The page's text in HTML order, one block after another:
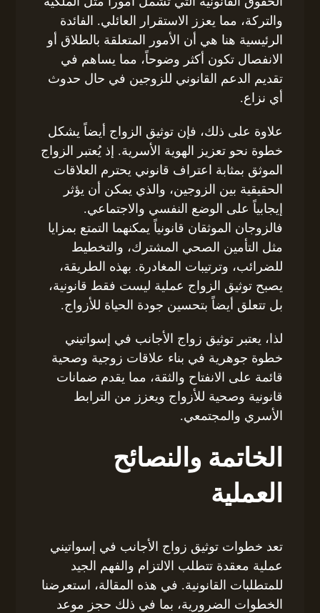
والتركة، مما يعزز الاستقرار العائلي. الفائدة
الرئيسية هنا هي أن الأمور المتعلقة بالطلاق أو
الانفصال تكون أكثر وضوحاً، مما يساهم في
تقديم الدعم القانوني للزوجين في حال حدوث
أي نزاع.
علاوة على ذلك، فإن توثيق الزواج أيضاً يشكل
خطوة نحو تعزيز الهوية الأسرية. إذ يُعتبر الزواج
الموثق بمثابة اعتراف قانوني يحترم العلاقات
الحقيقية بين الزوجين، والذي يمكن أن يؤثر
إيجابياً على الوضع النفسي والاجتماعي.
فالزوجان الموثقان قانونياً يمكنهما التمتع بمزايا
مثل التأمين الصحي المشترك، والتخطيط
للضرائب، وترتيبات المغادرة. بهذه الطريقة،
يصبح توثيق الزواج عملية ليست فقط قانونية،
بل تتعلق أيضاً بتحسين جودة الحياة للأزواج.
لذا، يعتبر توثيق زواج الأجانب في إسواتيني
خطوة جوهرية في بناء علاقات زوجية وصحية
قائمة على الانفتاح والثقة، مما يقدم ضمانات
قانونية وصحية للأزواج ويعزز من الترابط
الأسري والمجتمعي.
الخاتمة والنصائح
العملية
تعد خطوات توثيق زواج الأجانب في إسواتيني
عملية معقدة تتطلب الالتزام والفهم الجيد
للمتطلبات القانونية. في هذه المقالة، استعرضنا
الخطوات الضرورية، بما في ذلك حجز موعد